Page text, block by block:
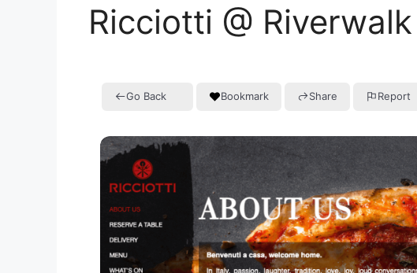
Ricciotti @ Riverwalk
Go Back Bookmark Share Report